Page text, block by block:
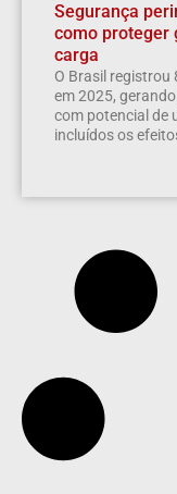
Segurança
como proteger
carga
O Brasil registrou
em 2025,
com potencial de
incluídos os